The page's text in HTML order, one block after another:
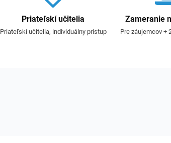
Priateľskí učitelia
Priateľskí učitelia, individuálny prístup
Zameranie
Pre záujemcov +